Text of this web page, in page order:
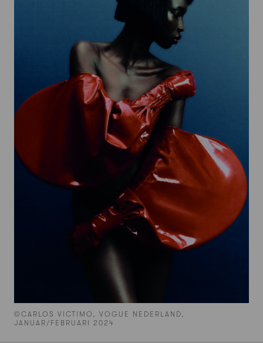
©CARLOS VICTIMO, VOGUE NEDERLAND,
JANUAR/FEBRUARI 2024